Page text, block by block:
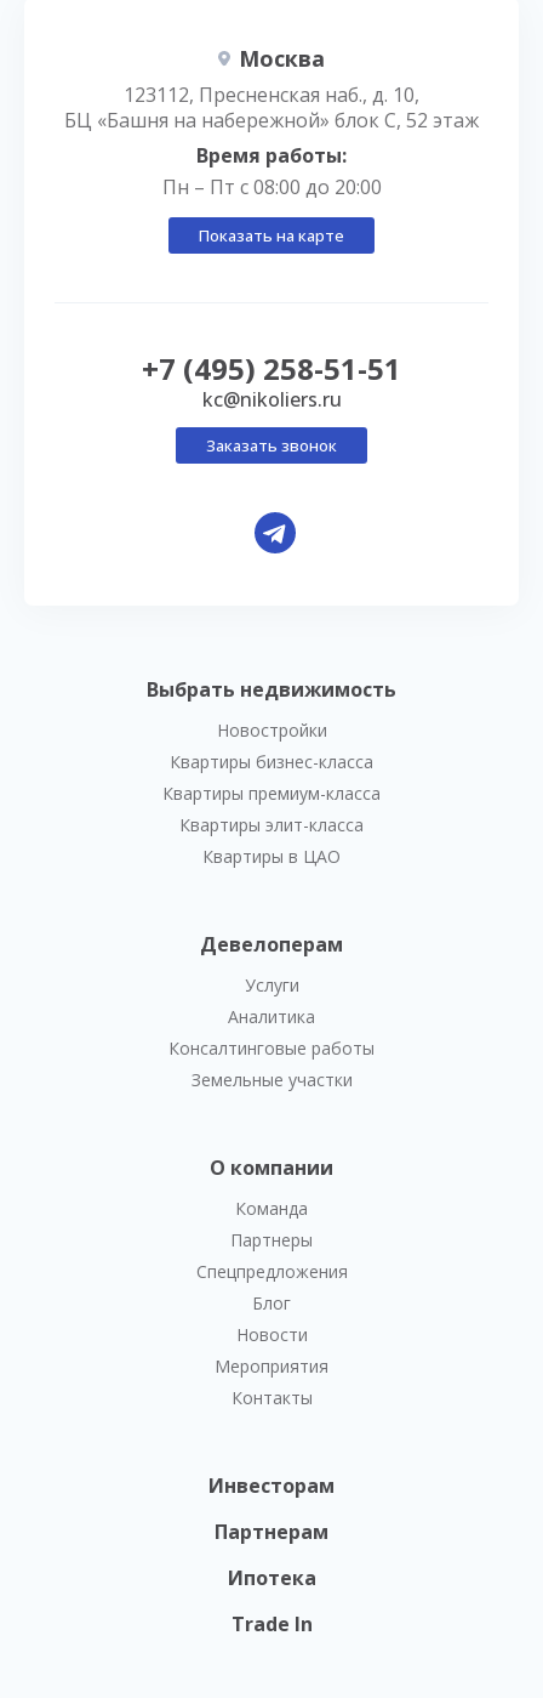
Выбрать недвижимость
Новостройки
Квартиры бизнес-класса
Квартиры премиум-класса
Квартиры элит-класса
Квартиры в ЦАО
Девелоперам
Услуги
Аналитика
Консалтинговые работы
Земельные участки
О компании
Команда
Партнеры
Спецпредложения
Блог
Новости
Мероприятия
Контакты
Инвесторам
Партнерам
Ипотека
Trade In
Москва
123112, Пресненская наб., д. 10,
БЦ «Башня на набережной» блок С, 52 этаж
Время работы:
Пн – Пт с 08:00 до 20:00
Показать на карте
+7 (495) 258-51-51
kc@nikoliers.ru
Заказать звонок